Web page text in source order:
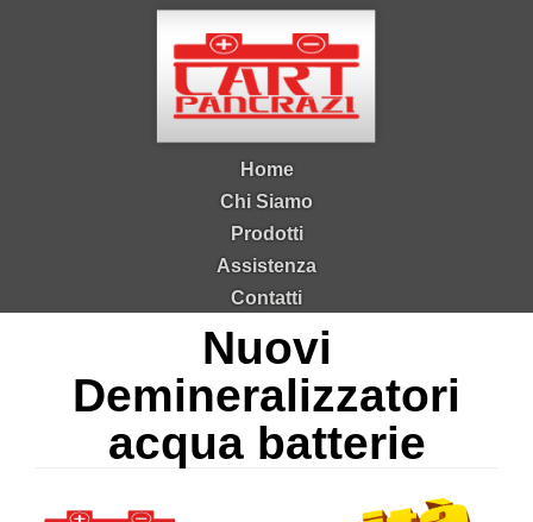
Salta al contenuto principale
Home
Chi Siamo
Prodotti
Assistenza
Contatti
Nuovi
Demineralizzatori
acqua batterie